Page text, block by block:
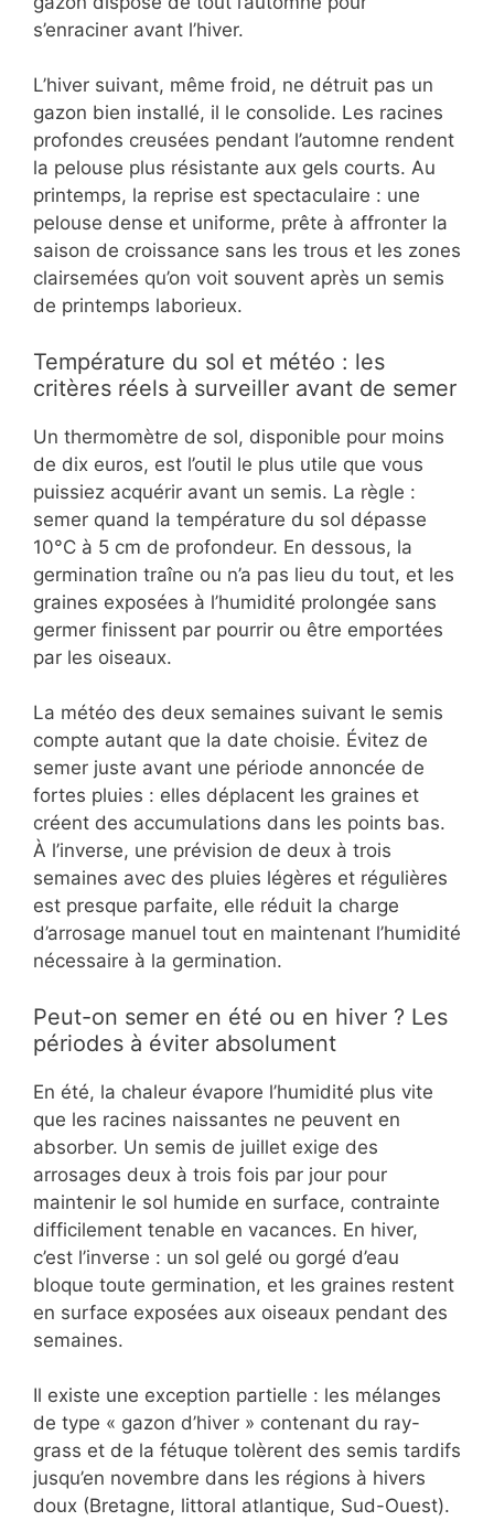
s’enraciner avant l’hiver.
L’hiver suivant, même froid, ne détruit pas un
gazon bien installé, il le consolide. Les racines
profondes creusées pendant l’automne rendent
la pelouse plus résistante aux gels courts. Au
printemps, la reprise est spectaculaire : une
pelouse dense et uniforme, prête à affronter la
saison de croissance sans les trous et les zones
clairsemées qu’on voit souvent après un semis
de printemps laborieux.
Température du sol et météo : les
critères réels à surveiller avant de semer
Un thermomètre de sol, disponible pour moins
de dix euros, est l’outil le plus utile que vous
puissiez acquérir avant un semis. La règle :
semer quand la température du sol dépasse
10°C à 5 cm de profondeur. En dessous, la
germination traîne ou n’a pas lieu du tout, et les
graines exposées à l’humidité prolongée sans
germer finissent par pourrir ou être emportées
par les oiseaux.
La météo des deux semaines suivant le semis
compte autant que la date choisie. Évitez de
semer juste avant une période annoncée de
fortes pluies : elles déplacent les graines et
créent des accumulations dans les points bas.
À l’inverse, une prévision de deux à trois
semaines avec des pluies légères et régulières
est presque parfaite, elle réduit la charge
d’arrosage manuel tout en maintenant l’humidité
nécessaire à la germination.
Peut-on semer en été ou en hiver ? Les
périodes à éviter absolument
En été, la chaleur évapore l’humidité plus vite
que les racines naissantes ne peuvent en
absorber. Un semis de juillet exige des
arrosages deux à trois fois par jour pour
maintenir le sol humide en surface, contrainte
difficilement tenable en vacances. En hiver,
c’est l’inverse : un sol gelé ou gorgé d’eau
bloque toute germination, et les graines restent
en surface exposées aux oiseaux pendant des
semaines.
Il existe une exception partielle : les mélanges
de type « gazon d’hiver » contenant du ray-
grass et de la fétuque tolèrent des semis tardifs
jusqu’en novembre dans les régions à hivers
doux (Bretagne, littoral atlantique, Sud-Ouest).